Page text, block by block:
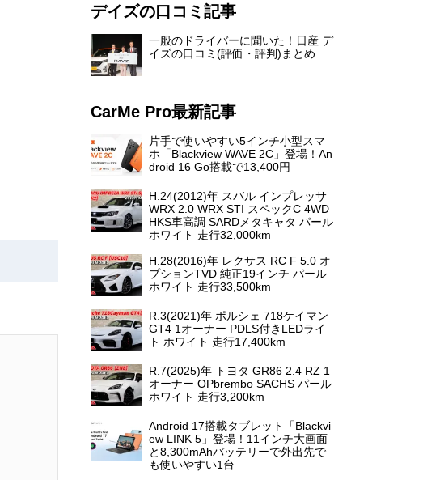
デイズの口コミ記事
一般のドライバーに聞いた！日産 デ
イズの口コミ(評価・評判)まとめ
CarMe Pro最新記事
片手で使いやすい5インチ小型スマ
ホ「Blackview WAVE 2C」登場！An
droid 16 Go搭載で13,400円
H.24(2012)年 スバル インプレッサ
WRX 2.0 WRX STI スペックC 4WD
HKS車高調 SARDメタキャタ パール
ホワイト 走行32,000km
H.28(2016)年 レクサス RC F 5.0 オ
プションTVD 純正19インチ パール
ホワイト 走行33,500km
R.3(2021)年 ポルシェ 718ケイマン
GT4 1オーナー PDLS付きLEDライ
ト ホワイト 走行17,400km
R.7(2025)年 トヨタ GR86 2.4 RZ 1
オーナー OPbrembo SACHS パール
ホワイト 走行3,200km
Android 17搭載タブレット「Blackvi
ew LINK 5」登場！11インチ大画面
と8,300mAhバッテリーで外出先で
も使いやすい1台